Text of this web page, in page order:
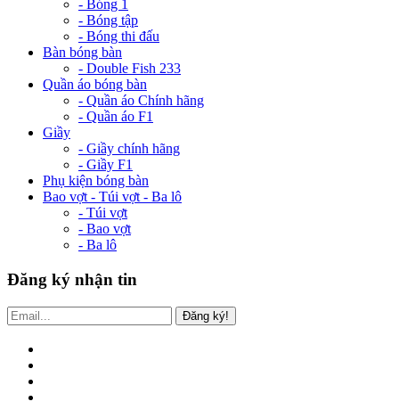
- Bóng 1
- Bóng tập
- Bóng thi đấu
Bàn bóng bàn
- Double Fish 233
Quần áo bóng bàn
- Quần áo Chính hãng
- Quần áo F1
Giầy
- Giầy chính hãng
- Giầy F1
Phụ kiện bóng bàn
Bao vợt - Túi vợt - Ba lô
- Túi vợt
- Bao vợt
- Ba lô
Đăng ký nhận tin
Đăng ký!